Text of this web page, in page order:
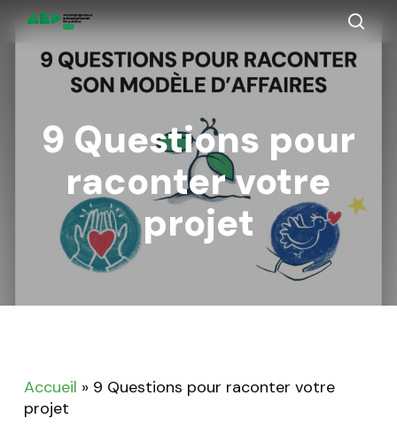
Skip
to
content
9 Questions pour
raconter votre
projet
Accueil » 9 Questions pour raconter votre
projet